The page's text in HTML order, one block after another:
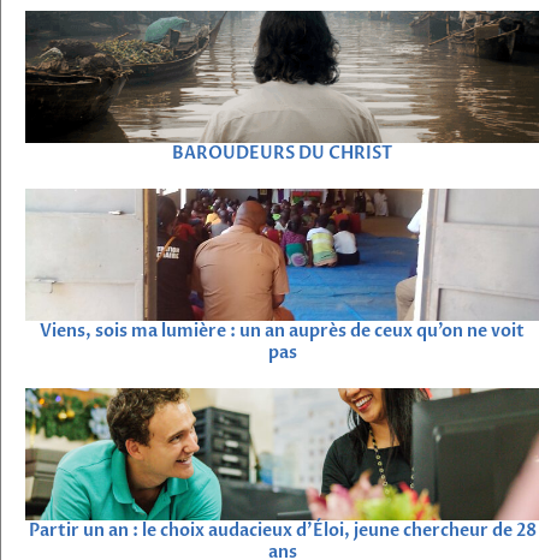
BAROUDEURS DU CHRIST
Viens, sois ma lumière : un an auprès de ceux qu’on ne voit
pas
Partir un an : le choix audacieux d’Éloi, jeune chercheur de 28
ans